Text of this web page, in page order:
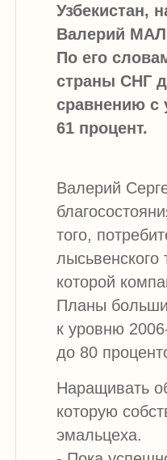
Узбекистан,
Валерий
По его
страны СНГ
сравнению с
61 процент.
Валерий
того,
которой
Планы
к уровню
до 80
Наращивать
которую
эмальцеха.